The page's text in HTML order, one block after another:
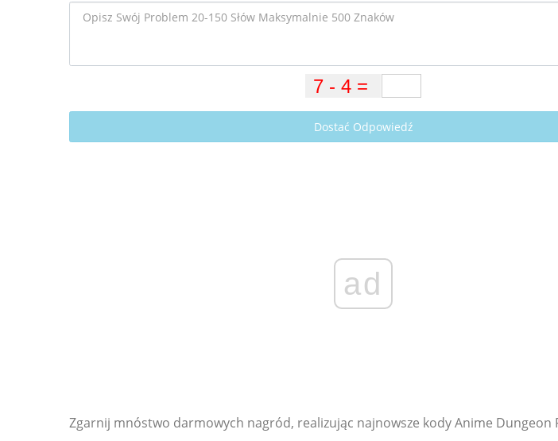
Dostać Odpowiedź
ad
Zgarnij mnóstwo darmowych nagród, realizując najnowsze kody Anime Dungeon